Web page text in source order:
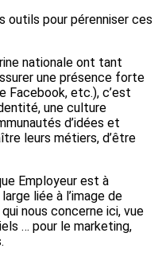
outils pour pérenniser ces
nationale ont tant
une présence forte
Facebook, etc.), c’est
une culture
d’idées et
leurs métiers, d’être
Employeur est à
liée à l’image de
nous concerne ici, vue
… pour le marketing,